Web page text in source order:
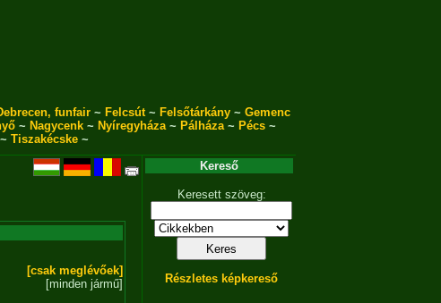
funfair~ Felcsút~ Felsőtárkány~ Gemenc
~ Nagycenk~ Nyíregyháza~ Pálháza~ Pécs~
~ Tiszakécske ~
[csak meglévőek]
[minden jármű]
Kereső
Keresett szöveg:
Részletes képkereső